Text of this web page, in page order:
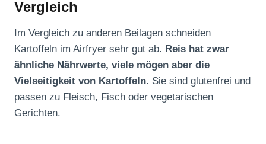
Vergleich
Im Vergleich zu anderen Beilagen schneiden
Kartoffeln im Airfryer sehr gut ab. Reis hat zwar
ähnliche Nährwerte, viele mögen aber die
Vielseitigkeit von Kartoffeln. Sie sind glutenfrei und
passen zu Fleisch, Fisch oder vegetarischen
Gerichten.